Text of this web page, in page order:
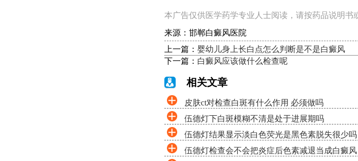
本广告仅供医学药学专业人士阅读，请按药品说明书
来源：邯郸白癜风医院
上一篇： 婴幼儿身上长白点怎么判断是不是白癜风
下一篇： 白癜风应该做什么检查呢
相关文章
皮肤ct对检查白斑有什么作用 必须做吗
伍德灯下白斑模糊不清是处于进展期吗
伍德灯结果显示淡白色荧光是黑色素脱失很少吗
伍德灯检查会不会把炎症后色素减退当成白癜风